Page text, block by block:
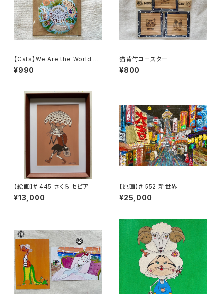
【Cats】We Are the World で
かマグネット
¥990
猫背竹コースター
¥800
【絵画】# 445 さくら セピア
¥13,000
【原画】# 552 新世界
¥25,000